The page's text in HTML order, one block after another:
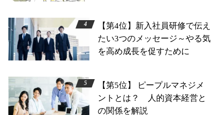
【第4位】新入社員研修で伝え
たい3つのメッセージ～やる気
を高め成長を促すために
【第5位】 ピープルマネジメ
ントとは？ 人的資本経営と
の関係を解説